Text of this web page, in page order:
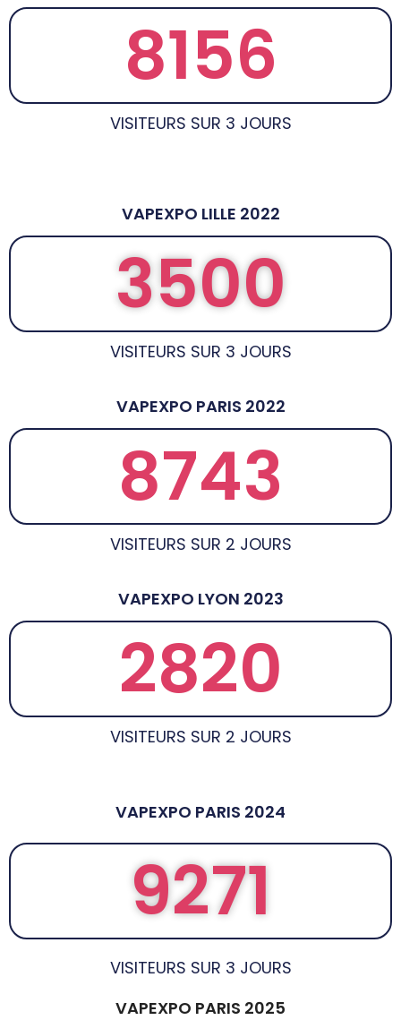
8156
VISITEURS SUR 3 JOURS
VAPEXPO LILLE 2022
3500
VISITEURS SUR 3 JOURS
VAPEXPO PARIS 2022
8743
VISITEURS SUR 2 JOURS
VAPEXPO LYON 2023
2820
VISITEURS SUR 2 JOURS
VAPEXPO PARIS 2024
9271
VISITEURS SUR 3 JOURS
VAPEXPO PARIS 2025